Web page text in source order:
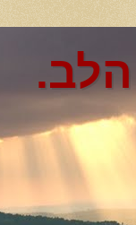
הלב.